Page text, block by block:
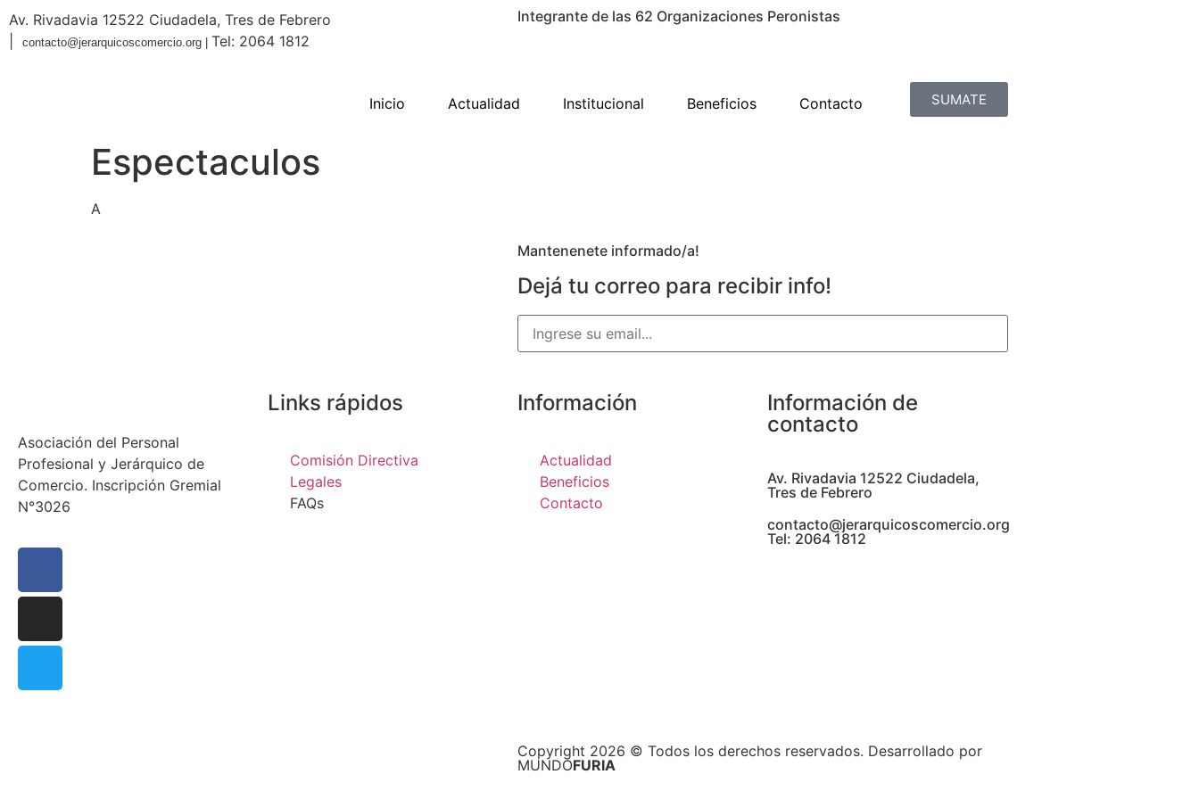
Av. Rivadavia 12522 Ciudadela, Tres de Febrero
contacto@jerarquicoscomercio.org | Tel: 2064 1812
Integrante de las 62 Organizaciones Peronistas
Inicio Actualidad Institucional Beneficios Contacto SUMATE
Espectaculos
A
Mantenenete informado/a!
Dejá tu correo para recibir info!
Asociación del Personal
Profesional y Jerárquico de
Comercio. Inscripción Gremial
N°3026
Links rápidos
Comisión Directiva
Legales
FAQs
Información
Actualidad
Beneficios
Contacto
Información de
contacto
Av. Rivadavia 12522 Ciudadela,
Tres de Febrero
contacto@jerarquicoscomercio.org
Tel: 2064 1812
Copyright 2026 © Todos los derechos reservados. Desarrollado por
MUNDOFURIA